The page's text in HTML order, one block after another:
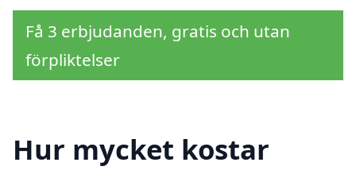
Få 3 erbjudanden, gratis och utan
förpliktelser
Hur mycket kostar